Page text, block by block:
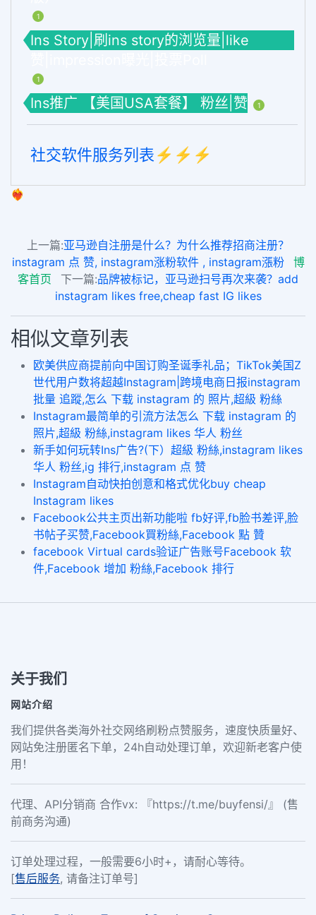
1
Ins Story|刷ins story的浏览量|like
1
Ins推广 【美国USA套餐】 粉丝|赞 1
社交软件服务列表⚡️⚡️⚡️
❤️‍🔥
上一篇:亚马逊自注册是什么？为什么推荐招商注册？
instagram 点 赞, instagram涨粉软件 , instagram漲粉
博
客首页
下一篇:品牌被标记，亚马逊扫号再次来袭？add
instagram likes free,cheap fast IG likes
相似文章列表
欧美供应商提前向中国订购圣诞季礼品；TikTok美国Z
世代用户数将超越Instagram|跨境电商日报instagram
批量 追蹤,怎么 下载 instagram 的 照片,超級 粉絲
Instagram最简单的引流方法怎么 下载 instagram 的
照片,超級 粉絲,instagram likes 华人 粉丝
新手如何玩转Ins广告?(下）超級 粉絲,instagram likes
华人 粉丝,ig 排行,instagram 点 赞
Instagram自动快拍创意和格式优化buy cheap
Instagram likes
Facebook公共主页出新功能啦 fb好评,fb脸书差评,脸
书帖子买赞,Facebook買粉絲,Facebook 點 贊
facebook Virtual cards验证广告账号Facebook 软
件,Facebook 增加 粉絲,Facebook 排行
关于我们
网站介绍
我们提供各类海外社交网络刷粉点赞服务，速度快质量好、
网站免注册匿名下单，24h自动处理订单，欢迎新老客户使
用！
代理、API分销商 合作vx: 『https://t.me/buyfensi/』 (售
前商务沟通)
订单处理过程，一般需要6小时+，请耐心等待。
[售后服务, 请备注订单号]